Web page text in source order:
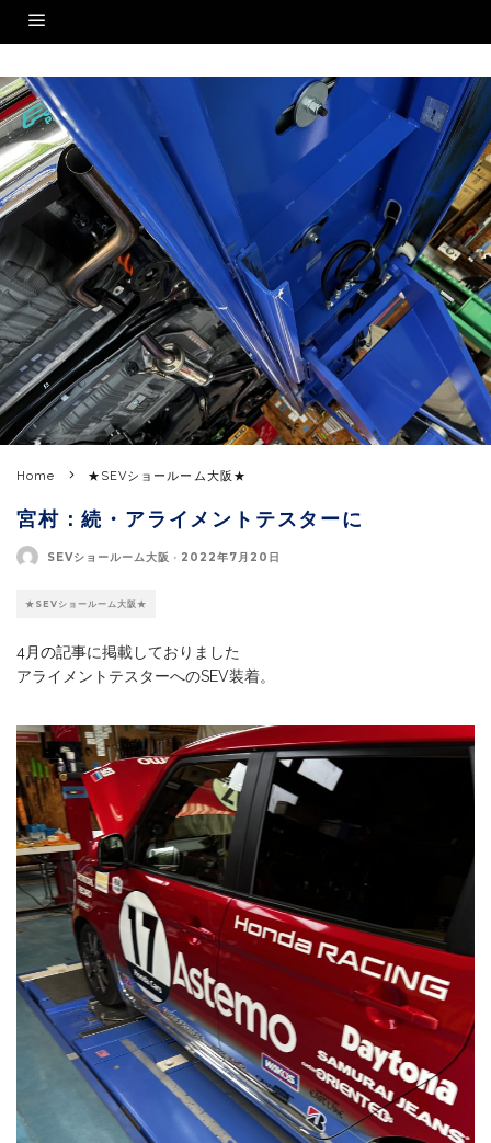
Home ★SEVショールーム大阪★
宮村：続・アライメントテスターに
SEVショールーム大阪 · 2022年7月20日
★SEVショールーム大阪★
4月の記事に掲載しておりました
アライメントテスターへのSEV装着。